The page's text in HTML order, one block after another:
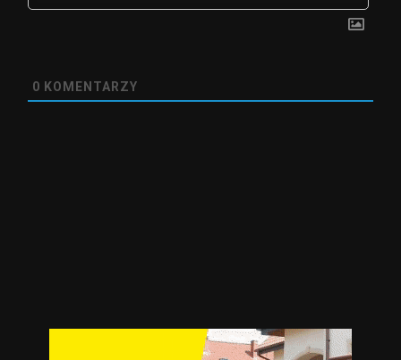
0 KOMENTARZY